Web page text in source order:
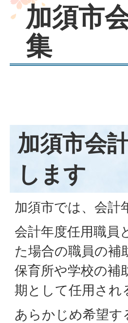
加須市
集
加須市会
します
加須市では、会計
会計年度任用職員
た場合の職員の補
保育所や学校の補
期として任用され
あらかじめ希望す